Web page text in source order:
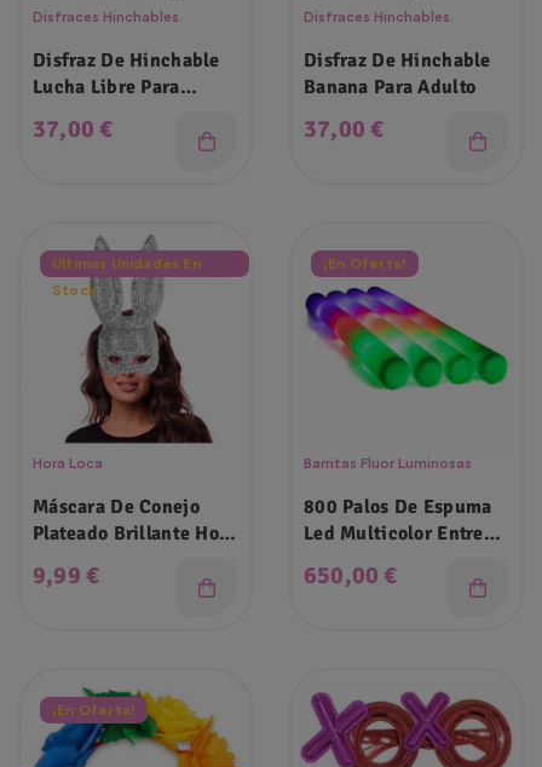
Disfraces Hinchables
Disfraz De Hinchable
Lucha Libre Para
Precio
37,00 €
Disfraces Hinchables
Disfraz De Hinchable
Banana Para Adulto
Precio
37,00 €
Últimas Unidades En
Stock
Hora Loca
Máscara De Conejo
Plateado Brillante Hora
Precio
9,99 €
¡En Oferta!
Barritas Fluor Luminosas
800 Palos De Espuma
Led Multicolor Entrega
Precio
650,00 €
¡En Oferta!